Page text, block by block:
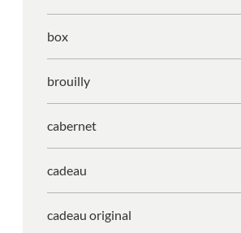
box
brouilly
cabernet
cadeau
cadeau original